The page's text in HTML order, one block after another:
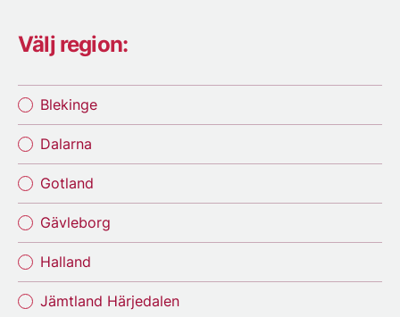
Välj region:
Blekinge
Dalarna
Gotland
Gävleborg
Halland
Jämtland Härjedalen